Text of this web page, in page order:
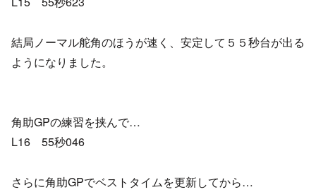
結局ノーマル舵角のほうが速く、安定して５５秒台が出る
ようになりました。
角助GPの練習を挟んで…
L16 55秒046
さらに角助GPでベストタイムを更新してから…